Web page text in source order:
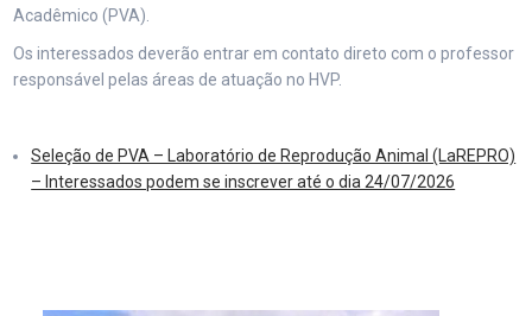
Acadêmico (PVA).
Os interessados deverão entrar em contato direto com o professor
responsável pelas áreas de atuação no HVP.
Seleção de PVA – Laboratório de Reprodução Animal (LaREPRO)
– Interessados podem se inscrever até o dia 24/07/2026